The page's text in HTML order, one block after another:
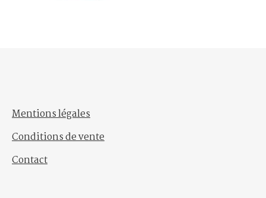
Mentions légales
Conditions de vente
Contact